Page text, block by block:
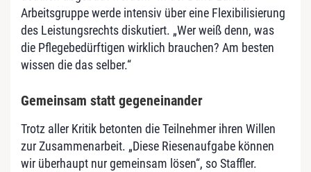
Arbeitsgruppe werde intensiv über eine Flexibilisierung
des Leistungsrechts diskutiert. „Wer weiß denn, was
die Pflegebedürftigen wirklich brauchen? Am besten
wissen die das selber.“
Gemeinsam statt gegeneinander
Trotz aller Kritik betonten die Teilnehmer ihren Willen
zur Zusammenarbeit. „Diese Riesenaufgabe können
wir überhaupt nur gemeinsam lösen“, so Staffler.